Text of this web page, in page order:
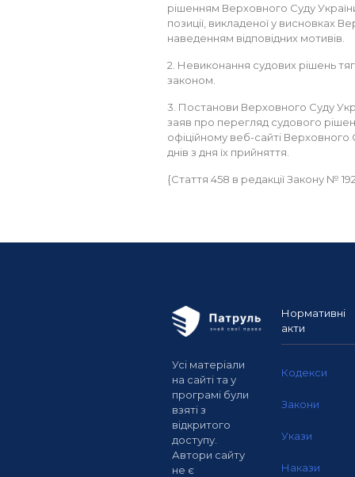
рішенням Верховного Суду
позиції, викладеної у висновках
наведенням відповідних мотивів.
2. Невиконання судових рішень
законом.
3. Постанови Верховного Суду
заяв про перегляд судового
офіційному веб-сайті Верховного
днів з дня їх прийняття.
{Стаття 458 в редакції Закону №
Усі матеріали
на сайті та у
програмі були
взяті з
відкритого
доступу.
Автори сайту
не є
Нормативні
акти
Кодекси
Закони
Укази
Накази